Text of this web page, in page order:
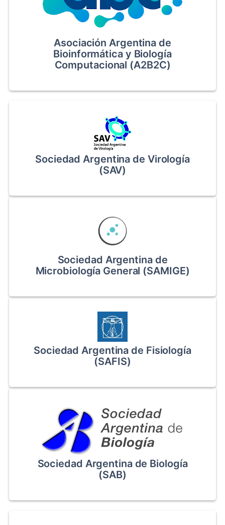
Asociación Argentina de
Bioinformática y Biología
Computacional (A2B2C)
Sociedad Argentina de Virología
(SAV)
Sociedad Argentina de
Microbiología General (SAMIGE)
Sociedad Argentina de Fisiología
(SAFIS)
Sociedad Argentina de Biología
(SAB)